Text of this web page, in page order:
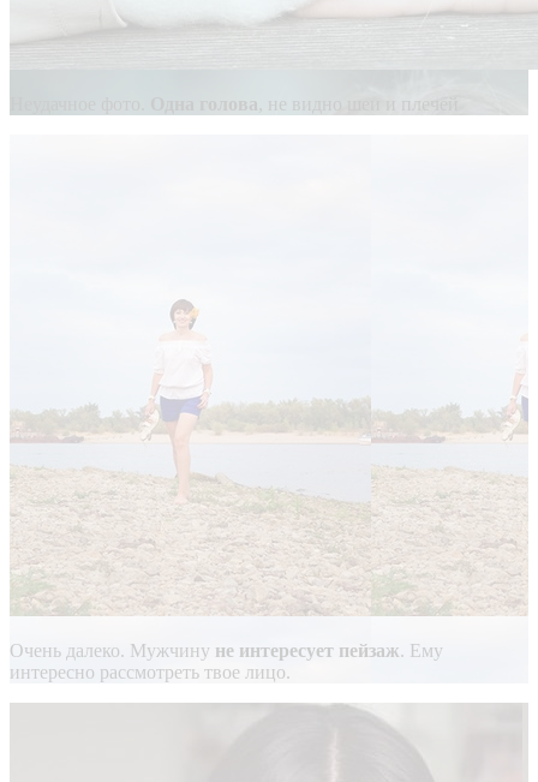
, не видно шеи и плечей
Очень далеко. Мужчину не интересует пейзаж. Ему
интересно рассмотреть твое лицо.